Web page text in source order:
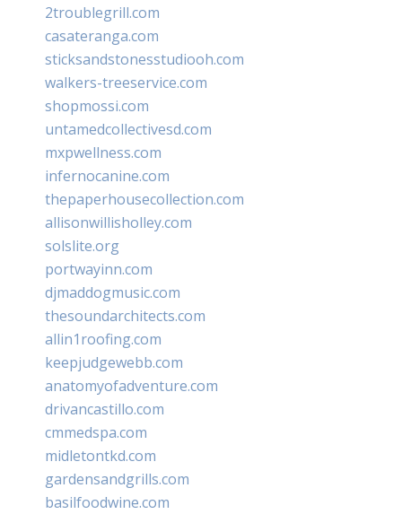
2troublegrill.com
casateranga.com
sticksandstonesstudiooh.com
walkers-treeservice.com
shopmossi.com
untamedcollectivesd.com
mxpwellness.com
infernocanine.com
thepaperhousecollection.com
allisonwillisholley.com
solslite.org
portwayinn.com
djmaddogmusic.com
thesoundarchitects.com
allin1roofing.com
keepjudgewebb.com
anatomyofadventure.com
drivancastillo.com
cmmedspa.com
midletontkd.com
gardensandgrills.com
basilfoodwine.com